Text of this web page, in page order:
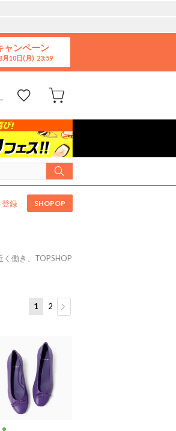
ャンペーン
月10日(月)
登録 SHOPOP
働き、TOPSHOP
1 2